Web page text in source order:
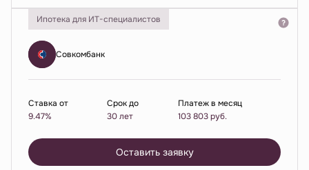
Ипотека для ИТ-специалистов
Совкомбанк
Ставка от
9.47%
Срок до
30 лет
Платеж в месяц
103 803руб.
Оставить заявку